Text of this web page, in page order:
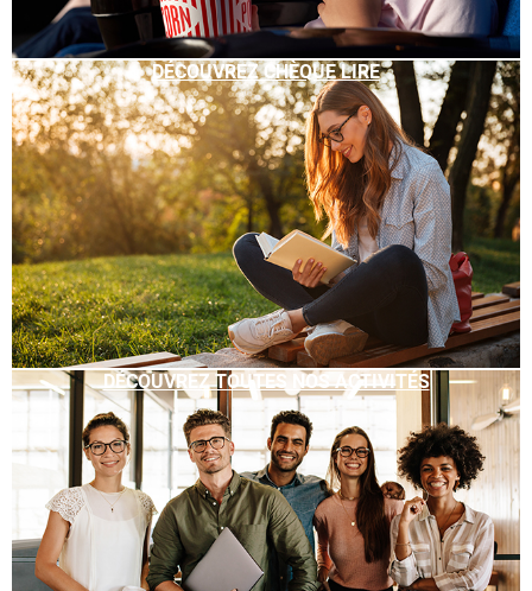
DÉCOUVREZ CHÈQUE LIRE
DÉCOUVREZ TOUTES NOS ACTIVITÉS